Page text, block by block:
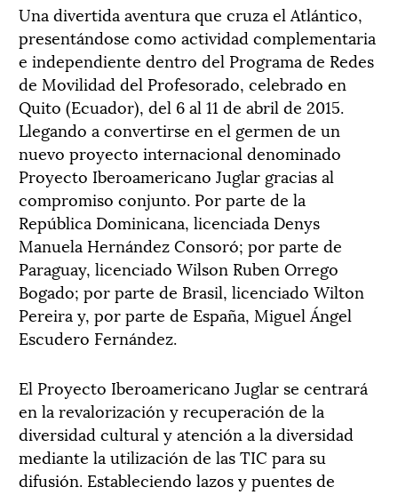
Una divertida aventura que cruza el Atlántico,
presentándose como actividad complementaria
e independiente dentro del Programa de Redes
de Movilidad del Profesorado, celebrado en
Quito (Ecuador), del 6 al 11 de abril de 2015.
Llegando a convertirse en el germen de un
nuevo proyecto internacional denominado
Proyecto Iberoamericano Juglar gracias al
compromiso conjunto. Por parte de la
República Dominicana, licenciada Denys
Manuela Hernández Consoró; por parte de
Paraguay, licenciado Wilson Ruben Orrego
Bogado; por parte de Brasil, licenciado Wilton
Pereira y, por parte de España, Miguel Ángel
Escudero Fernández.
El Proyecto Iberoamericano Juglar se centrará
en la revalorización y recuperación de la
diversidad cultural y atención a la diversidad
mediante la utilización de las TIC para su
difusión. Estableciendo lazos y puentes de